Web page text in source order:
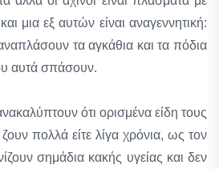
μια εξ αυτών είναι αναγεννητική:
τα αγκάθια και τα πόδια
αυτά σπάσουν.
ότι ορισμένα είδη τους
πολλά είτε λίγα χρόνια, ως τον
σημάδια κακής υγείας και δεν